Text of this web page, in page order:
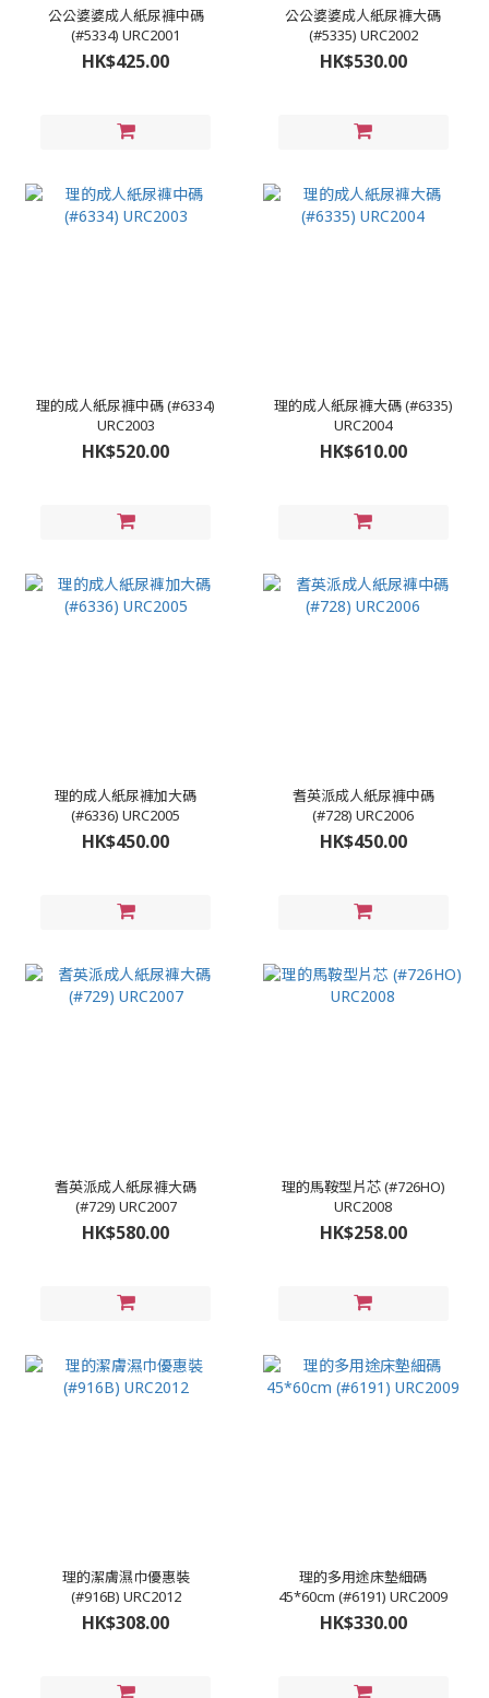
公公婆婆成人紙尿褲中碼
(#5334) URC2001
HK$425.00
公公婆婆成人紙尿褲大碼
(#5335) URC2002
HK$530.00
理的成人紙尿褲中碼 (#6334)
URC2003
HK$520.00
理的成人紙尿褲大碼 (#6335)
URC2004
HK$610.00
理的成人紙尿褲加大碼
(#6336) URC2005
HK$450.00
耆英派成人紙尿褲中碼
(#728) URC2006
HK$450.00
耆英派成人紙尿褲大碼
(#729) URC2007
HK$580.00
理的馬鞍型片芯 (#726HO)
URC2008
HK$258.00
理的潔膚濕巾優惠裝
(#916B) URC2012
HK$308.00
理的多用途床墊細碼
45*60cm (#6191) URC2009
HK$330.00